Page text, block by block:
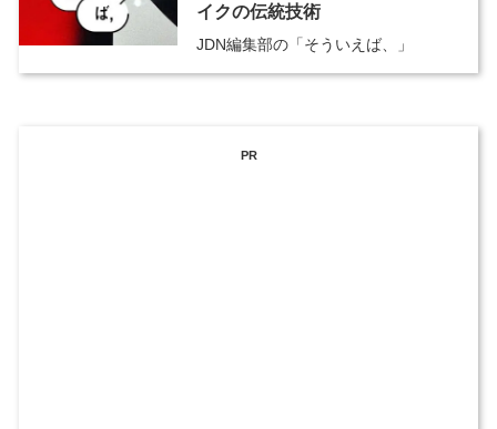
イクの伝統技術
JDN編集部の「そういえば、」
PR